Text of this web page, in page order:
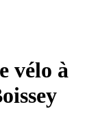
vélo à